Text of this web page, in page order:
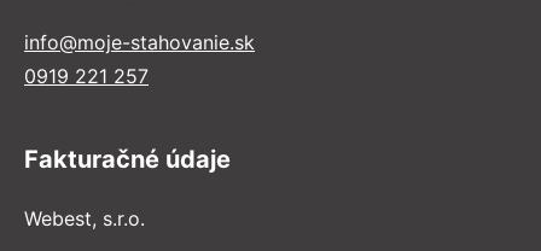
info@moje-stahovanie.sk
0919 221 257
Fakturačné údaje
Webest, s.r.o.